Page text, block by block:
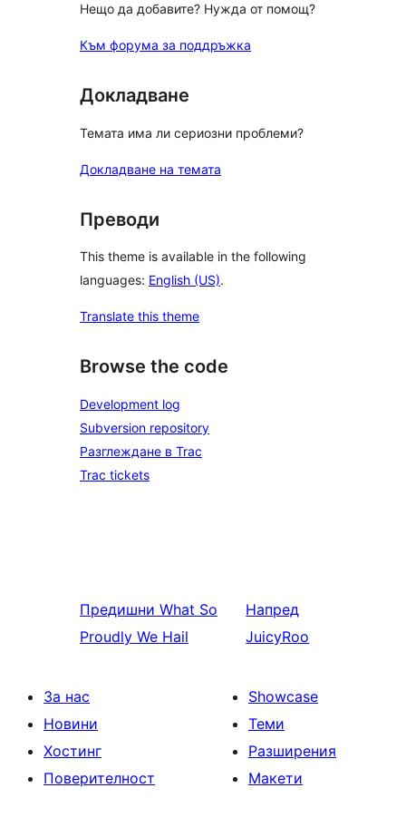
Нещо да добавите? Нужда от помощ?
Към форума за поддръжка
Докладване
Темата има ли сериозни проблеми?
Докладване на темата
Преводи
This theme is available in the following
languages: English (US).
Translate this theme
Browse the code
Development log
Subversion repository
Разглеждане в Trac
Trac tickets
Предишни What So
Proudly We Hail
Напред
JuicyRoo
За нас
Новини
Хостинг
Поверителност
Showcase
Теми
Разширения
Макети